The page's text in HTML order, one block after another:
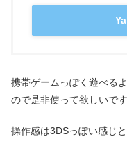
携帯ゲームっぽく遊べる
ので是非使って欲しいです
操作感は3DSっぽい感じ